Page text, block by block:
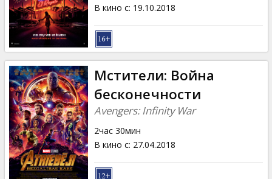
В кино с: 19.10.2018
Мстители: Война
бесконечности
Avengers: Infinity War
2час 30мин
В кино с: 27.04.2018